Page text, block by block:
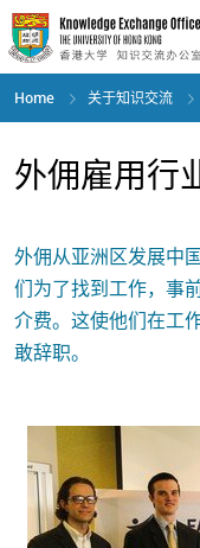
Skip
to
main
content
Home 关于知识交流
外佣雇用行
外佣从亚洲区发展中
们为了找到工作，事
介费。这使他们在工
敢辞职。